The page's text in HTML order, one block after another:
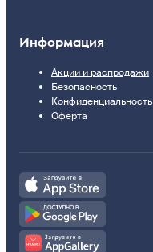
Информация
Акции и распродажи
Безопасность
Конфиденциальность
Оферта